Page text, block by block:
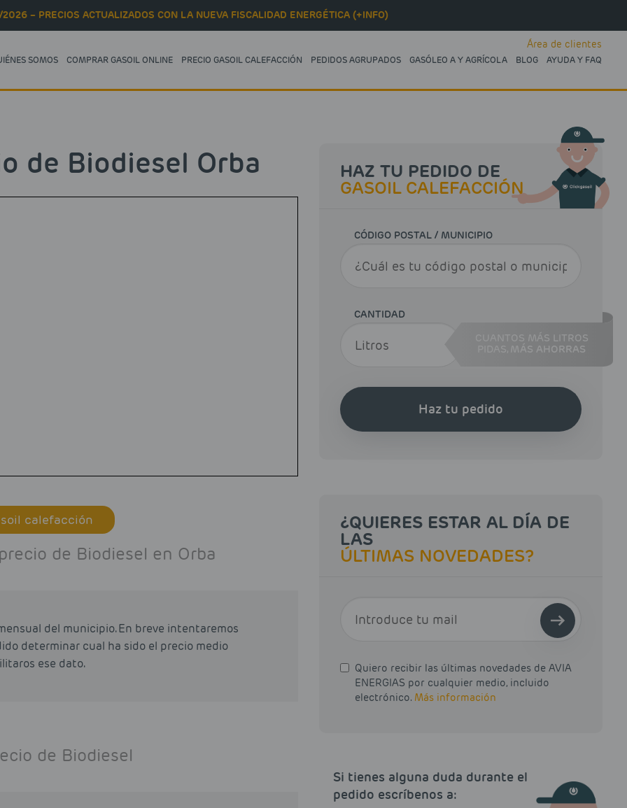
– PRECIOS ACTUALIZADOS CON LA NUEVA FISCALIDAD ENERGÉTICA (+INFO)
SOMOS COMPRAR GASOIL ONLINE PRECIO GASOIL CALEFACCIÓN PEDIDOS AGRUPADOS GASÓLEO A Y AGRÍCOLA BLOG AYUDA Y FAQ
Área de clientes
de Biodiesel Orba
calefacción
de Biodiesel en Orba
del municipio. En breve intentaremos
determinar cual ha sido el precio medio
ese dato.
de Biodiesel
HAZ TU PEDIDO DE
GASOIL CALEFACCIÓN
CÓDIGO POSTAL / MUNICIPIO
CANTIDAD
CUANTOS MÁS LITROS
MÁS AHORRAS
Haz tu pedido
¿QUIERES ESTAR AL DÍA DE
LAS
ÚLTIMAS NOVEDADES?
Quiero recibir las últimas novedades de AVIA
ENERGIAS por cualquier medio, incluido
electrónico. Más información
Si tienes alguna duda durante el
pedido escríbenos a: